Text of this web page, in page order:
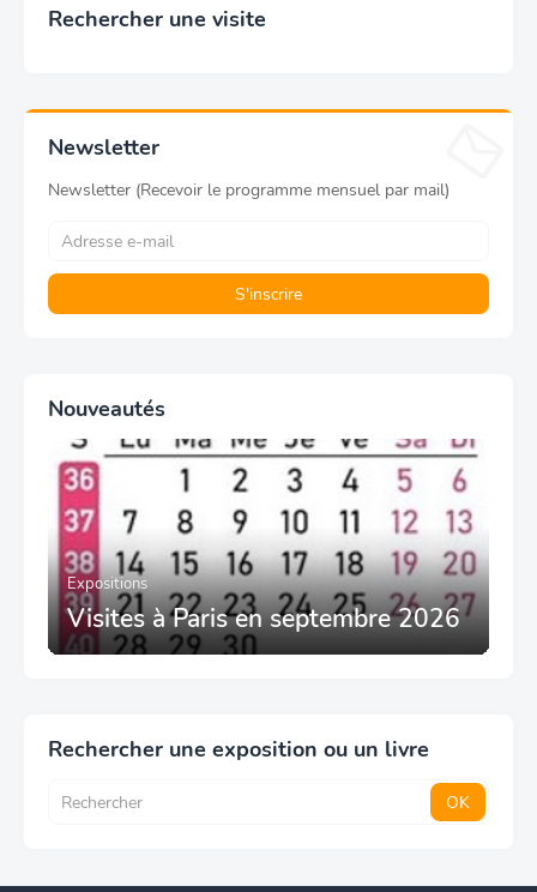
Rechercher une visite
Newsletter
Newsletter (Recevoir le programme mensuel par mail)
Nouveautés
Expositions
Visites à Paris en septembre 2026
Rechercher une exposition ou un livre